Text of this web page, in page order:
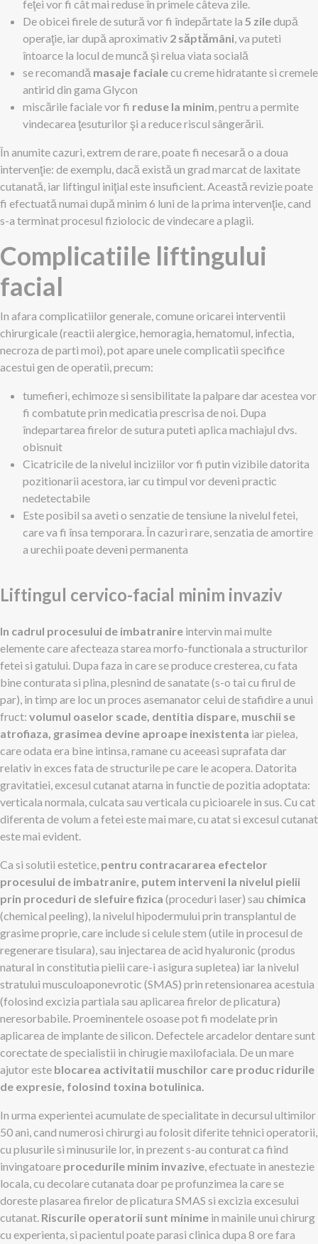
feţei vor fi cât mai reduse în primele câteva zile.
De obicei firele de sutură vor fi îndepărtate la 5 ziledupă
operaţie, iar după aproximativ 2 săptămâni, va puteti
întoarce la locul de muncă şi relua viata socială
se recomandă masaje facialecu creme hidratante si cremele
antirid din gama Glycon
miscările faciale vor fi reduse la minim, pentru a permite
vindecarea ţesuturilor şi a reduce riscul sângerării.
În anumite cazuri, extrem de rare, poate fi necesară o a doua
intervenţie: de exemplu, dacă există un grad marcat de laxitate
cutanată, iar liftingul iniţial este insuficient. Această revizie poate
fi efectuată numai după minim 6 luni de la prima intervenţie, cand
s-a terminat procesul fiziolocic de vindecare a plagii.
Complicatiile liftingului
facial
In afara complicatiilor generale, comune oricarei interventii
chirurgicale (reactii alergice, hemoragia, hematomul, infectia,
necroza de parti moi), pot apare unele complicatii specifice
acestui gen de operatii, precum:
tumefieri, echimoze si sensibilitate la palpare dar acestea vor
fi combatute prin medicatia prescrisa de noi. Dupa
îndepartarea firelor de sutura puteti aplica machiajul dvs.
obisnuit
Cicatricile de la nivelul inciziilor vor fi putin vizibile datorita
pozitionarii acestora, iar cu timpul vor deveni practic
nedetectabile
Este posibil sa aveti o senzatie de tensiune la nivelul fetei,
care va fi însa temporara. În cazuri rare, senzatia de amortire
a urechii poate deveni permanenta
Liftingul cervico-facial minim invaziv
In cadrul procesului de imbatranire intervin mai multe
elemente care afecteaza starea morfo-functionala a structurilor
fetei si gatului. Dupa faza in care se produce cresterea, cu fata
bine conturata si plina, plesnind de sanatate (s-o tai cu firul de
par), in timp are loc un proces asemanator celui de stafidire a unui
fruct: volumul oaselor scade, dentitia dispare, muschii se
atrofiaza, grasimea devine aproape inexistenta iar pielea,
care odata era bine intinsa, ramane cu aceeasi suprafata dar
relativ in exces fata de structurile pe care le acopera. Datorita
gravitatiei, excesul cutanat atarna in functie de pozitia adoptata:
verticala normala, culcata sau verticala cu picioarele in sus. Cu cat
diferenta de volum a fetei este mai mare, cu atat si excesul cutanat
este mai evident.
Ca si solutii estetice, pentru contracararea efectelor
procesului de imbatranire, putem interveni la nivelul pielii
prin proceduri de slefuire fizica (proceduri laser) sau chimica
(chemical peeling), la nivelul hipodermului prin transplantul de
grasime proprie, care include si celule stem (utile in procesul de
regenerare tisulara), sau injectarea de acid hyaluronic (produs
natural in constitutia pielii care-i asigura supletea) iar la nivelul
stratului musculoaponevrotic (SMAS) prin retensionarea acestuia
(folosind excizia partiala sau aplicarea firelor de plicatura)
neresorbabile. Proeminentele osoase pot fi modelate prin
aplicarea de implante de silicon. Defectele arcadelor dentare sunt
corectate de specialistii in chirugie maxilofaciala. De un mare
ajutor este blocarea activitatii muschilor care produc ridurile
de expresie, folosind toxina botulinica.
In urma experientei acumulate de specialitate in decursul ultimilor
50 ani, cand numerosi chirurgi au folosit diferite tehnici operatorii,
cu plusurile si minusurile lor, in prezent s-au conturat ca fiind
invingatoare procedurile minim invazive, efectuate in anestezie
locala, cu decolare cutanata doar pe profunzimea la care se
doreste plasarea firelor de plicatura SMAS si excizia excesului
cutanat. Riscurile operatorii sunt minime in mainile unui chirurg
cu experienta, si pacientul poate parasi clinica dupa 8 ore fara